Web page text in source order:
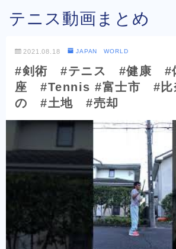
テニス動画まとめ
2021.08.18 JAPAN WORLD
#剣術 #テニス #健康 #
座 #Tennis #富士市 #
の #土地 #売却